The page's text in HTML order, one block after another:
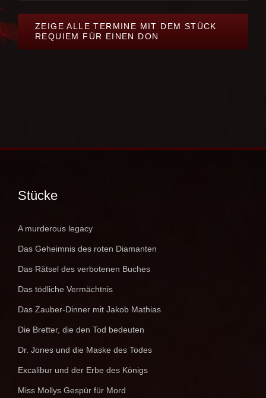
ZEIGE ALLE TERMINE MIT DEM STÜCK
REQUIEM FÜR EINEN DON
Stücke
A murderous legacy
Das Geheimnis des roten Diamanten
Das Rätsel des verbotenen Buches
Das tödliche Vermächtnis
Das Zauber-Dinner mit Jakob Mathias
Die Bretter, die den Tod bedeuten
Dr. Jones und die Maske des Todes
Excalibur und der Erbe des Königs
Miss Mollys Gespür für Mord